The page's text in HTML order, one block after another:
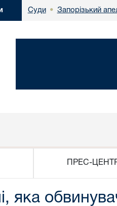
Суди • Запорізький
ПРЕС-
яка